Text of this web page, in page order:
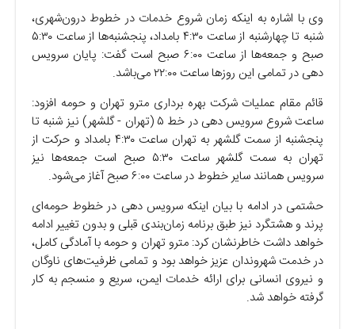
وی با اشاره به اینکه زمان شروع خدمات در خطوط درون‌شهری،
شنبه تا چهارشنبه از ساعت ۴:۳۰ بامداد، پنجشنبه‌ها از ساعت ۵:۳۰
صبح و جمعه‌ها از ساعت ۶:۰۰ صبح است گفت: پایان سرویس
دهی در تمامی این روز‌ها ساعت ۲۲:۰۰ می‌باشد.
قائم مقام عملیات شرکت بهره برداری مترو تهران و حومه افزود:
ساعت شروع سرویس دهی در خط ۵ (تهران - گلشهر) نیز شنبه تا
پنجشنبه از سمت گلشهر به تهران ساعت ۴:۳۰ بامداد و حرکت از
تهران به سمت گلشهر ساعت ۵:۳۰ صبح است جمعه‌ها نیز
سرویس همانند سایر خطوط در ساعت ۶:۰۰ صبح آغاز می‌شود.
حشتمی در ادامه با بیان اینکه سرویس دهی در خطوط حومه‌ای
پرند و هشتگرد نیز طبق برنامه زمان‌بندی قبلی و بدون تغییر ادامه
خواهد داشت خاطرنشان کرد: مترو تهران و حومه با آمادگی کامل،
در خدمت شهروندان عزیز خواهد بود و تمامی ظرفیت‌های ناوگان
و نیروی انسانی برای ارائه خدمات ایمن، سریع و منسجم به کار
گرفته خواهد شد.